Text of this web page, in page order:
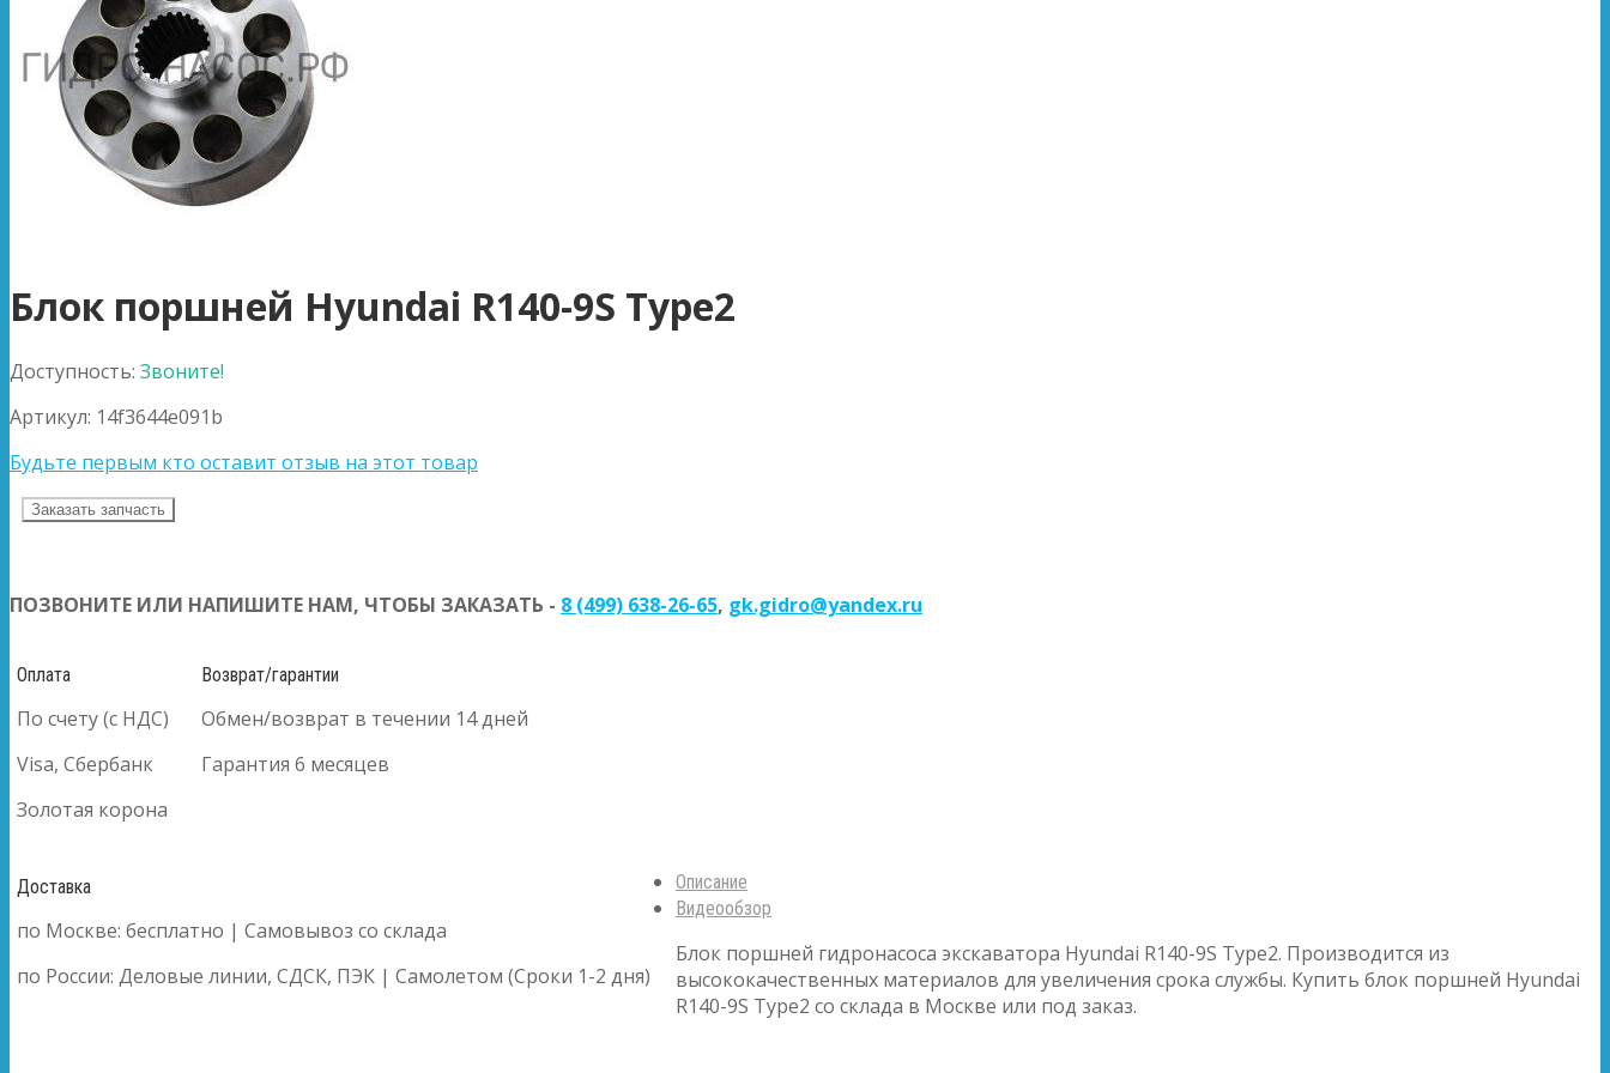
Блок поршней Hyundai R140-9S Type2
Доступность: Звоните!
Артикул: 14f3644e091b
Будьте первым кто оставит отзыв на этот товар
Заказать запчасть
ПОЗВОНИТЕ ИЛИ НАПИШИТЕ НАМ, ЧТОБЫ ЗАКАЗАТЬ - 8 (499) 638-26-65, gk.gidro@yandex.ru
Оплата
По счету (с НДС)
Visa, Сбербанк
Золотая корона
Возврат/гарантии
Обмен/возврат в течении 14 дней
Гарантия 6 месяцев
Доставка
по Москве: бесплатно | Самовывоз со склада
по России: Деловые линии, СДСК, ПЭК | Самолетом (Сроки 1-2 дня)
Описание
Видеообзор
Блок поршней гидронасоса экскаватора Hyundai R140-9S Type2. Производится из
высококачественных материалов для увеличения срока службы. Купить блок поршней Hyundai
R140-9S Type2 со склада в Москве или под заказ.